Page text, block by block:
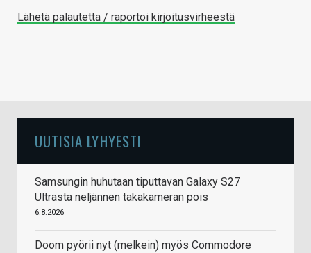
Lähetä palautetta / raportoi kirjoitusvirheestä
UUTISIA LYHYESTI
Samsungin huhutaan tiputtavan Galaxy S27
Ultrasta neljännen takakameran pois
6.8.2026
Doom pyörii nyt (melkein) myös Commodore